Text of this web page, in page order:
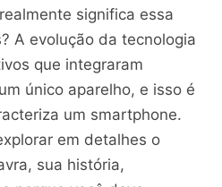
significa essa
A evolução da tecnologia
que integraram
único aparelho, e isso é
um smartphone.
em detalhes o
sua história,